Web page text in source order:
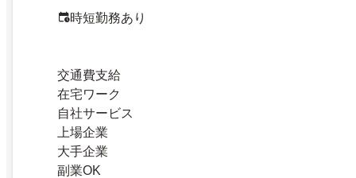
時短勤務あり
交通費支給
在宅ワーク
自社サービス
上場企業
大手企業
副業OK